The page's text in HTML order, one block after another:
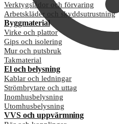
Verktygslådor och förvaring
Arbetskläder och skyddsutrustning
Byggmaterial
Virke och plattor
Gips och isolering
Mur och putsbruk
Takmaterial
El och belysning
Kablar och ledningar
Strömbrytare och uttag
Inomhusbelysning
Utomhusbelysning
VVS och uppvärmning